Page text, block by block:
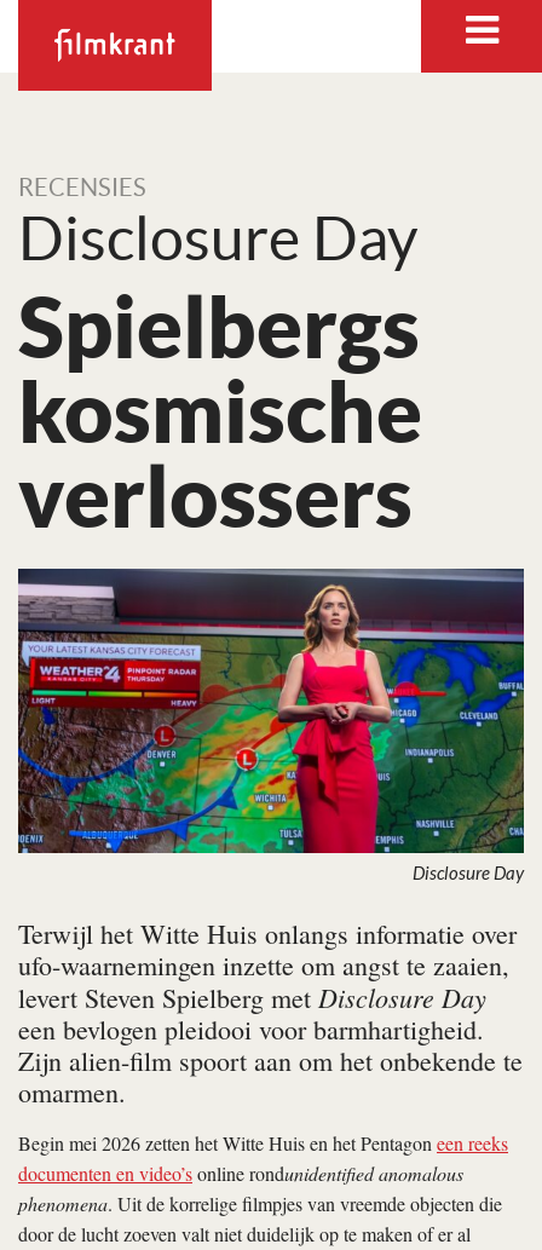
RECENSIES
Disclosure Day
Spielbergs
kosmische
verlossers
Disclosure Day
Terwijl het Witte Huis onlangs informatie over
ufo-waarnemingen inzette om angst te zaaien,
levert Steven Spielberg met Disclosure Day
een bevlogen pleidooi voor barmhartigheid.
Zijn alien-film spoort aan om het onbekende te
omarmen.
Begin mei 2026 zetten het Witte Huis en het Pentagoneen reeks
documenten en video’sonline rondunidentified anomalous
phenomena. Uit de korrelige filmpjes van vreemde objecten die
door de lucht zoeven valt niet duidelijk op te maken of er al